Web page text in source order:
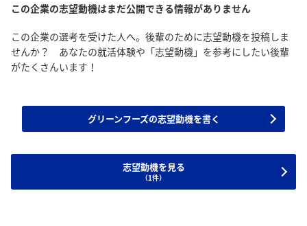
この企業の志望動機はまだ公開できる情報がありません
この企業の選考を受けた人へ。後輩のために志望動機を投稿しま
せんか？ あなたの就活体験や「志望動機」を参考にしたい後輩
がたくさんいます！
グリーンフーズの志望動機を書く
志望動機を見る
（1件）